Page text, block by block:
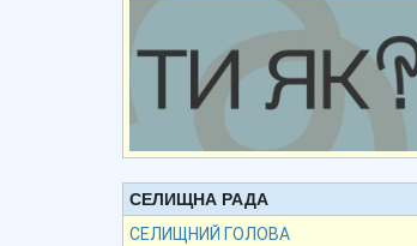
СЕЛИЩНА РАДА
СЕЛИЩНИЙ ГОЛОВА